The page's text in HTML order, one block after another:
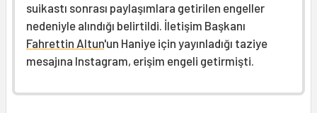
suikastı sonrası paylaşımlara getirilen engeller
nedeniyle alındığı belirtildi. İletişim Başkanı
Fahrettin Altun'un Haniye için yayınladığı taziye
mesajına Instagram, erişim engeli getirmişti.